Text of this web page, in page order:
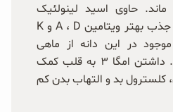
ماند. حاوی اسید لینولئیک
است. این نوع اسید به جذب بهتر ویتامین A ، D و K
کمک می‌کند. امگا ۳ موجود در این دانه از ماهی
سالمون نیز بالاتر است. داشتن امگا ۳ به قلب کمک
کلسترول بد و التهاب بدن کم